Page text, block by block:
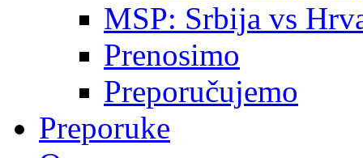
MSP: Srbija vs
Prenosimo
Preporučujemo
Preporuke